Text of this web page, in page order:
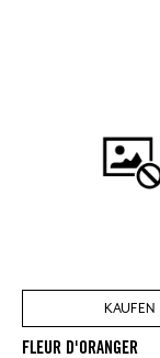
KAUFEN
FLEUR D'ORANGER